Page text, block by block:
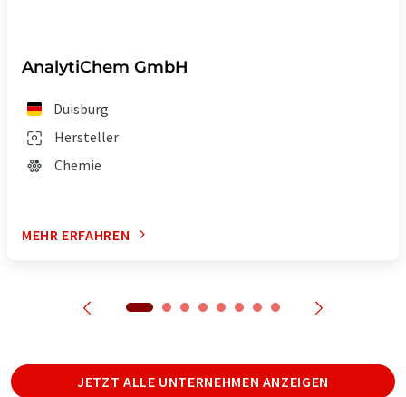
AnalytiChem GmbH
Duisburg
Hersteller
Chemie
MEHR ERFAHREN
JETZT ALLE UNTERNEHMEN ANZEIGEN